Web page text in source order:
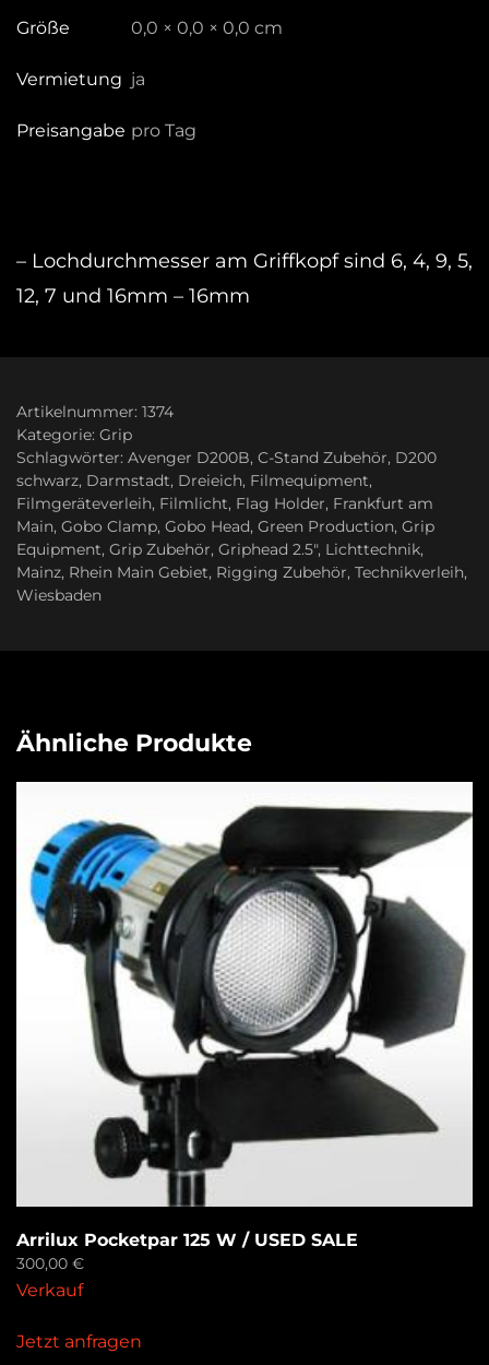
Größe 0,0 × 0,0 × 0,0 cm
Vermietung ja
Preisangabe pro Tag
– Lochdurchmesser am Griffkopf sind 6, 4, 9, 5,
12, 7 und 16mm – 16mm
Artikelnummer: 1374
Kategorie: Grip
Schlagwörter: Avenger D200B, C-Stand Zubehör, D200
schwarz, Darmstadt, Dreieich, Filmequipment,
Filmgeräteverleih, Filmlicht, Flag Holder, Frankfurt am
Main, Gobo Clamp, Gobo Head, Green Production, Grip
Equipment, Grip Zubehör, Griphead 2.5″, Lichttechnik,
Mainz, Rhein Main Gebiet, Rigging Zubehör, Technikverleih,
Wiesbaden
Ähnliche Produkte
Arrilux Pocketpar 125 W / USED SALE
300,00 €
Verkauf
Jetzt anfragen